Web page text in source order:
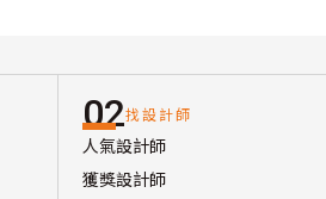
02找設計師
人氣設計師
獲獎設計師